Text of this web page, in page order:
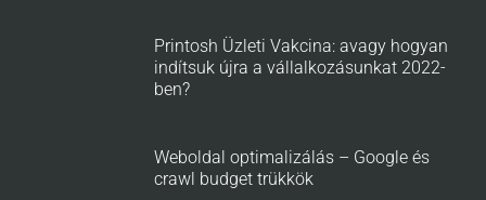
Printosh Üzleti Vakcina: avagy hogyan
indítsuk újra a vállalkozásunkat 2022-
ben?
Weboldal optimalizálás – Google és
crawl budget trükkök